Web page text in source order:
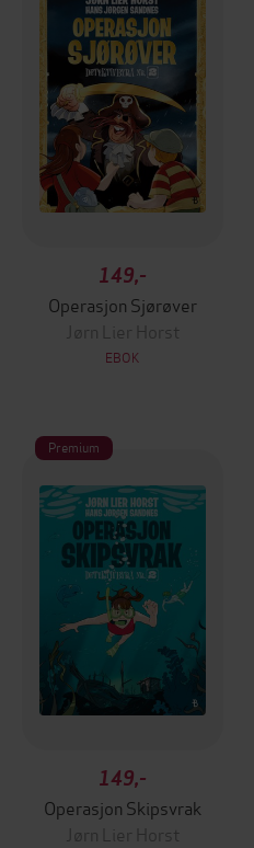
149,-
Operasjon Sjørøver
Jørn Lier Horst
EBOK
Premium
149,-
Operasjon Skipsvrak
Jørn Lier Horst